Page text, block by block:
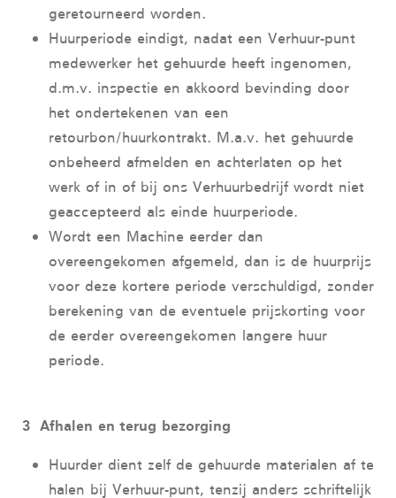
geretourneerd worden.
Huurperiode eindigt, nadat een Verhuur-punt
medewerker het gehuurde heeft ingenomen,
d.m.v. inspectie en akkoord bevinding door
het ondertekenen van een
retourbon/huurkontrakt. M.a.v. het gehuurde
onbeheerd afmelden en achterlaten op het
werk of in of bij ons Verhuurbedrijf wordt niet
geaccepteerd als einde huurperiode.
Wordt een Machine eerder dan
overeengekomen afgemeld, dan is de huurprijs
voor deze kortere periode verschuldigd, zonder
berekening van de eventuele prijskorting voor
de eerder overeengekomen langere huur
periode.
3 Afhalen en terug bezorging
Huurder dient zelf de gehuurde materialen af te
halen bij Verhuur-punt, tenzij anders schriftelijk